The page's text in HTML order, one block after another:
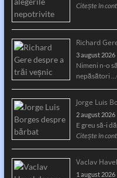
Citește în
Richard
3 august 2026
Nimeni n-o
nepăsători …
Jorge Luis
2 august 2026
E greu să-i
Citește în
Vaclav
1 august 2026